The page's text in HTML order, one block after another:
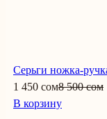
Серьги ножка-
1 450 сом8 500 сом
В корзину